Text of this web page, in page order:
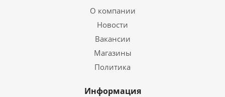
О компании
Новости
Вакансии
Магазины
Политика
Информация